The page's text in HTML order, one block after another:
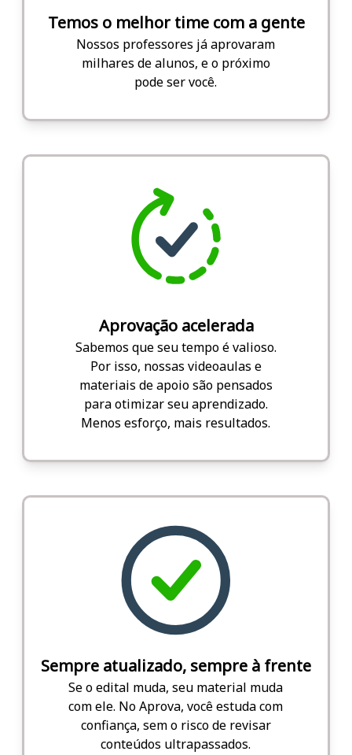
Temos o melhor time com a gente
Nossos professores já aprovaram
milhares de alunos, e o próximo
pode ser você.
Aprovação acelerada
Sabemos que seu tempo é valioso.
Por isso, nossas videoaulas e
materiais de apoio são pensados
para otimizar seu aprendizado.
Menos esforço, mais resultados.
Sempre atualizado, sempre à frente
Se o edital muda, seu material muda
com ele. No Aprova, você estuda com
confiança, sem o risco de revisar
conteúdos ultrapassados.